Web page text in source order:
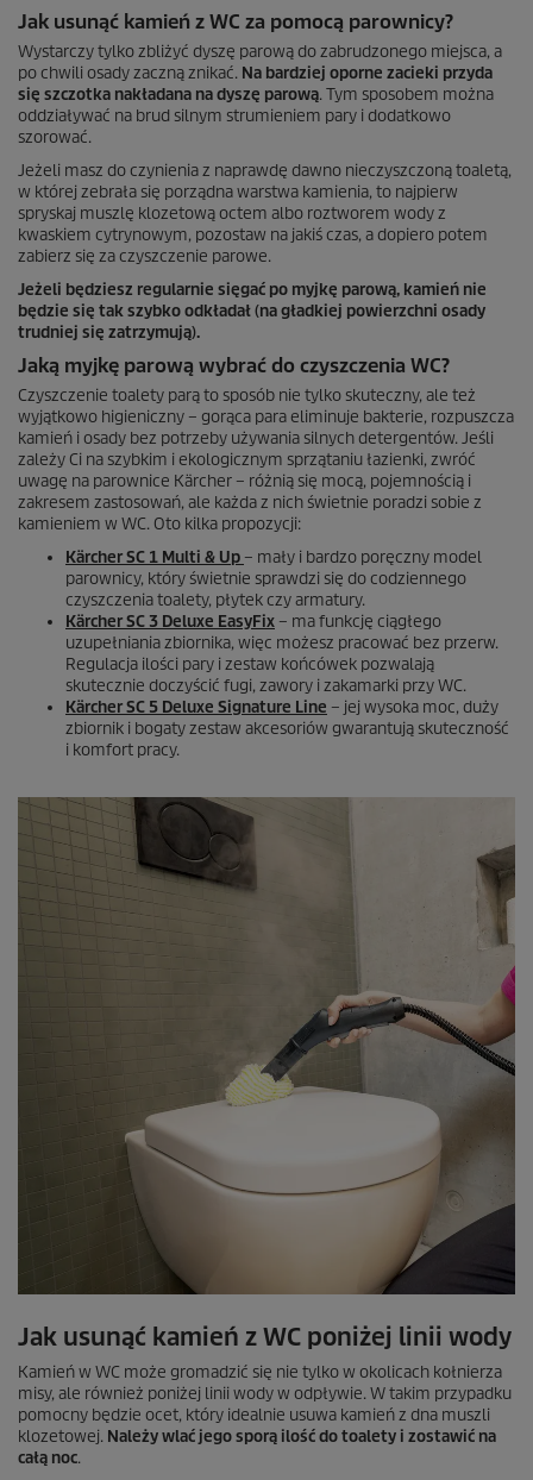
Jak usunąć kamień z WC za pomocą parownicy?
Wystarczy tylko zbliżyć dyszę parową do zabrudzonego miejsca, a
po chwili osady zaczną znikać. Na bardziej oporne zacieki przyda
się szczotka nakładana na dyszę parową. Tym sposobem można
oddziaływać na brud silnym strumieniem pary i dodatkowo
szorować.
Jeżeli masz do czynienia z naprawdę dawno nieczyszczoną toaletą,
w której zebrała się porządna warstwa kamienia, to najpierw
spryskaj muszlę klozetową octem albo roztworem wody z
kwaskiem cytrynowym, pozostaw na jakiś czas, a dopiero potem
zabierz się za czyszczenie parowe.
Jeżeli będziesz regularnie sięgać po myjkę parową, kamień nie
będzie się tak szybko odkładał (na gładkiej powierzchni osady
trudniej się zatrzymują).
Jaką myjkę parową wybrać do czyszczenia WC?
Czyszczenie toalety parą to sposób nie tylko skuteczny, ale też
wyjątkowo higieniczny – gorąca para eliminuje bakterie, rozpuszcza
kamień i osady bez potrzeby używania silnych detergentów. Jeśli
zależy Ci na szybkim i ekologicznym sprzątaniu łazienki, zwróć
uwagę na parownice Kärcher – różnią się mocą, pojemnością i
zakresem zastosowań, ale każda z nich świetnie poradzi sobie z
kamieniem w WC. Oto kilka propozycji:
Kärcher SC 1 Multi & Up – mały i bardzo poręczny model
parownicy, który świetnie sprawdzi się do codziennego
czyszczenia toalety, płytek czy armatury.
Kärcher SC 3 Deluxe EasyFix – ma funkcję ciągłego
uzupełniania zbiornika, więc możesz pracować bez przerw.
Regulacja ilości pary i zestaw końcówek pozwalają
skutecznie doczyścić fugi, zawory i zakamarki przy WC.
Kärcher SC 5 Deluxe Signature Line – jej wysoka moc, duży
zbiornik i bogaty zestaw akcesoriów gwarantują skuteczność
i komfort pracy.
Jak usunąć kamień z WC poniżej linii wody
Kamień w WC może gromadzić się nie tylko w okolicach kołnierza
misy, ale również poniżej linii wody w odpływie. W takim przypadku
pomocny będzie ocet, który idealnie usuwa kamień z dna muszli
klozetowej. Należy wlać jego sporą ilość do toalety i zostawić na
całą noc.